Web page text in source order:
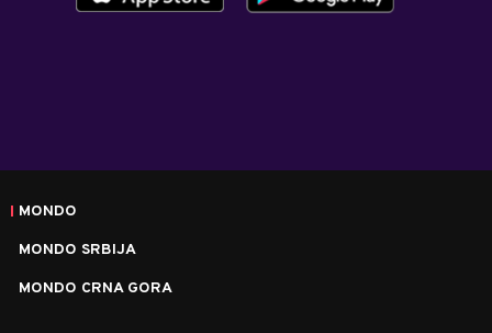
MONDO
MONDO SRBIJA
MONDO CRNA GORA